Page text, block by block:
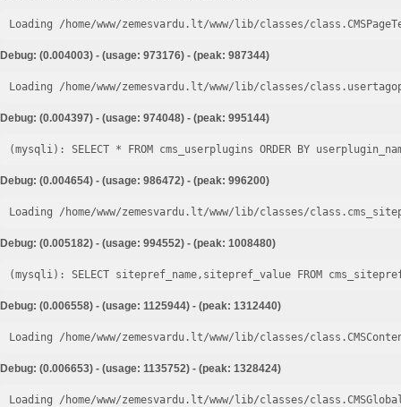
Loading /home/www/zemesvardu.lt/www/lib/classes/
Debug: (0.004003) - (usage: 973176) - (peak: 987344)
Loading /home/www/zemesvardu.lt/www/lib/classes/
Debug: (0.004397) - (usage: 974048) - (peak: 995144)
Debug: (0.004654) - (usage: 986472) - (peak: 996200)
Loading /home/www/zemesvardu.lt/www/lib/classes/
Debug: (0.005182) - (usage: 994552) - (peak: 1008480)
Debug: (0.006558) - (usage: 1125944) - (peak: 1312440)
Loading /home/www/zemesvardu.lt/www/lib/classes/
Debug: (0.006653) - (usage: 1135752) - (peak: 1328424)
Loading /home/www/zemesvardu.lt/www/lib/classes/